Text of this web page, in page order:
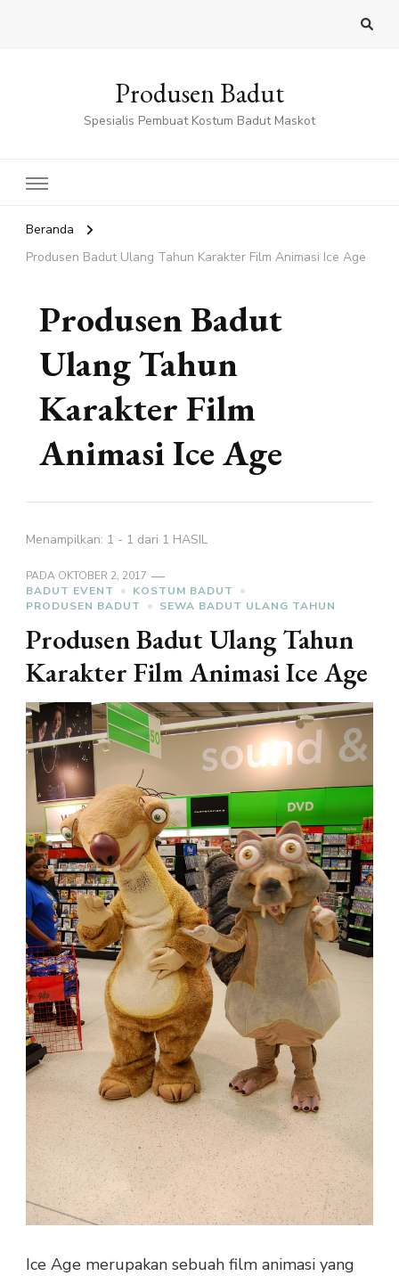
Produsen Badut
Spesialis Pembuat Kostum Badut Maskot
Beranda
Produsen Badut Ulang Tahun Karakter Film Animasi Ice Age
Produsen Badut
Ulang Tahun
Karakter Film
Animasi Ice Age
Menampilkan: 1 - 1 dari 1 HASIL
PADA OKTOBER 2, 2017
BADUT EVENT
KOSTUM BADUT
PRODUSEN BADUT
SEWA BADUT ULANG TAHUN
Produsen Badut Ulang Tahun
Karakter Film Animasi Ice Age
Ice Age merupakan sebuah film animasi yang